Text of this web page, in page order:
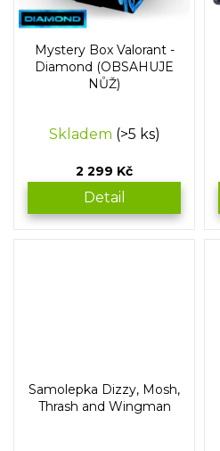
Mystery Box Valorant -
Diamond (OBSAHUJE
NŮŽ)
Skladem (>5 ks)
2 299 Kč
Detail
Samolepka Dizzy, Mosh,
Thrash and Wingman